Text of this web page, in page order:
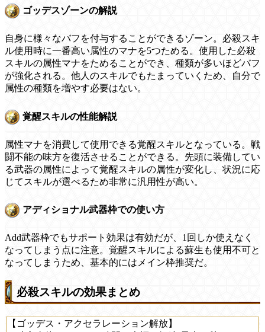
ゴッデスゾーンの解説
自身に様々なバフを付与することができるゾーン。必殺スキ
ル使用時に一番高い属性のマナを5つためる。使用した必殺
スキルの属性マナをためることができ、種類が多いほどバフ
が強化される。他人のスキルでもたまっていくため、自分で
属性の種類を増やす必要はない。
覚醒スキルの性能解説
属性マナを消費して使用できる覚醒スキルとなっている。戦
闘不能の味方を復活させることができる。先頭に装備してい
る武器の属性によって覚醒スキルの属性が変化し、状況に応
じてスキルが選べるため非常に汎用性が高い。
アディショナル武器枠での使い方
Add武器枠でもサポート効果は有効だが、1回しか使えなく
なってしまう点に注意。覚醒スキルによる蘇生も使用不可と
なってしまうため、基本的にはメイン枠推奨だ。
必殺スキルの効果まとめ
【ゴッデス・アクセラレーション解放】